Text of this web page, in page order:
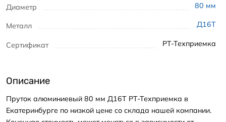
Диаметр 80 мм
Металл Д16Т
Сертификат РТ-Техприемка
Описание
Пруток алюминиевый 80 мм Д16Т РТ-Техприемка в
Екатеринбурге по низкой цене со склада нашей компании.